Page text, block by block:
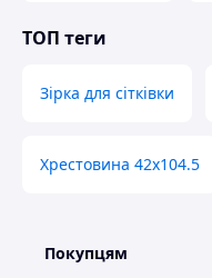
ТОП теги
Зірка для сітківки
Хрестовина 42х104.5
Покупцям